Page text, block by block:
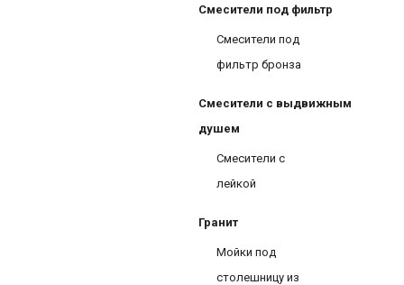
Смесители под фильтр
Смесители под
фильтр бронза
Смесители с выдвижным
душем
Смесители с
лейкой
Гранит
Мойки под
столешницу из